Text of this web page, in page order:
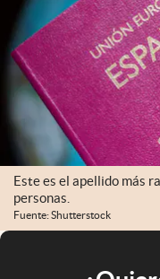
Este es el apellido más
personas.
Fuente: Shutterstock